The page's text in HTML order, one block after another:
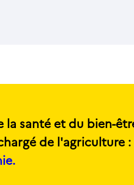
la santé et du bien-
de l'agriculture :